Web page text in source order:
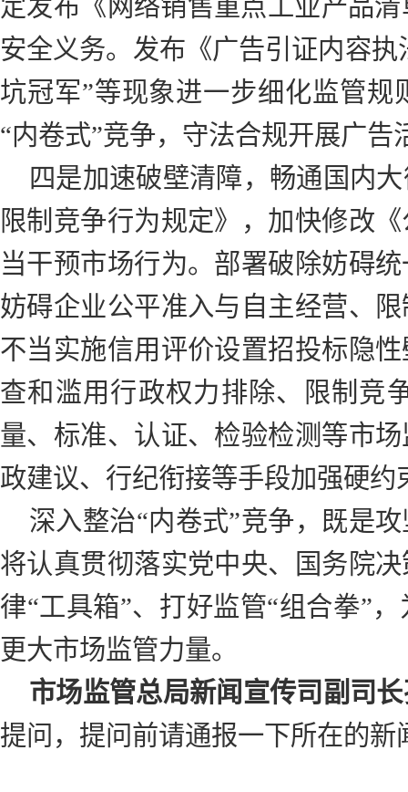
定发布《网络销售重点工业产品
安全义务。发布《广告引证内容
坑冠军”等现象进一步细化监管
“内卷式”竞争，守法合规开展广告
四是加速破壁清障，畅通国内
限制竞争行为规定》，加快修改
当干预市场行为。部署破除妨碍
妨碍企业公平准入与自主经营、
不当实施信用评价设置招投标隐
查和滥用行政权力排除、限制竞
量、标准、认证、检验检测等市
政建议、行纪衔接等手段加强硬
深入整治“内卷式”竞争，既是
将认真贯彻落实党中央、国务院
律“工具箱”、打好监管“组合拳”
更大市场监管力量。
市场监管总局新闻宣传司副司
提问，提问前请通报一下所在的